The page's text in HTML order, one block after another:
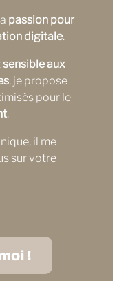
passion pour
digitale.
sensible aux
, je propose
pour le
.
il me
sur votre
!